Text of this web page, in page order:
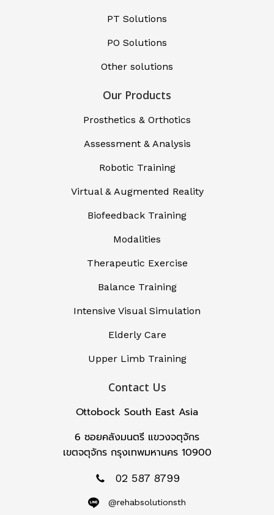
PT Solutions
PO Solutions
Other solutions
Our Products
Prosthetics & Orthotics
Assessment & Analysis
Robotic Training
Virtual & Augmented Reality
Biofeedback Training
Modalities
Therapeutic Exercise
Balance Training
Intensive Visual Simulation
Elderly Care
Upper Limb Training
Contact Us
Ottobock South East Asia
6 ซอยคลังมนตรี แขวงจตุจักร
เขตจตุจักร กรุงเทพมหานคร 10900
02 587 8799
@rehabsolutionsth